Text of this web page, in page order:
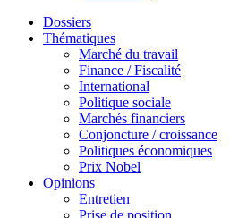
Dossiers
Thématiques
Marché du travail
Finance / Fiscalité
International
Politique sociale
Marchés financiers
Conjoncture / croissance
Politiques économiques
Prix Nobel
Opinions
Entretien
Prise de position